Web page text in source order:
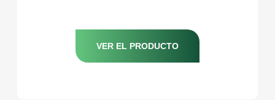
VER EL PRODUCTO